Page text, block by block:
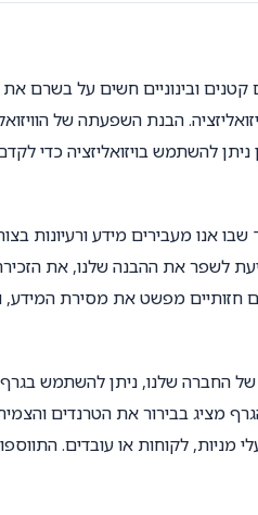
ובינוניים חשים על בשרם את
הבנת השפעתה של
ניתן להשתמש בויזואליזציה כדי
אנו מעבירים מידע ורעיונות
לשפר את ההבנה שלנו, את
חזותיים מפשט את מסירת המידע,
החברה שלנו, ניתן להשתמש
מציג בבירור את הטרנדים
לקוחות או עובדים.